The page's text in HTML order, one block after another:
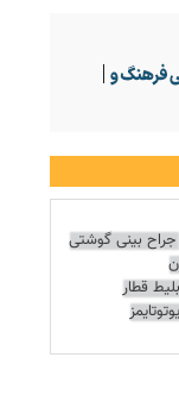
جراح بینی گوشتی
بلیط قطار